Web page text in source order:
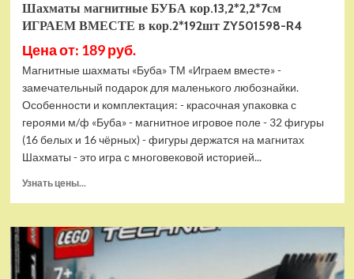
Шахматы магнитные БУБА кор.13,2*2,2*7см
ИГРАЕМ ВМЕСТЕ в кор.2*192шт ZY501598-R4
Цена от: 189 руб.
Магнитные шахматы «Буба» ТМ «Играем вместе» -
замечательный подарок для маленького любознайки.
Особенности и комплектация: - красочная упаковка с
героями м/ф «Буба» - магнитное игровое поле - 32 фигуры
(16 белых и 16 чёрных) - фигуры держатся на магнитах
Шахматы - это игра с многовековой историей...
Узнать цены...
Шахматы
магнитные
БУБА